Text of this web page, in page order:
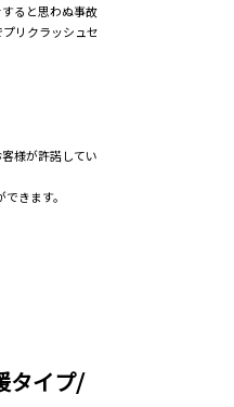
ると思わぬ事故
リクラッシュセ
様が許諾してい
きます。
タイプ/